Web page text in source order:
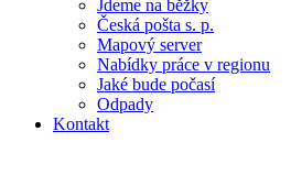
Jdeme na běžky
Česká pošta s. p.
Mapový server
Nabídky práce v regionu
Jaké bude počasí
Odpady
Kontakt